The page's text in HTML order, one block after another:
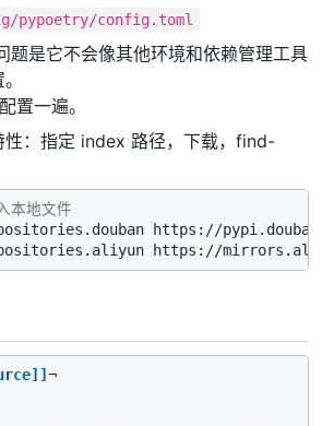
pypoetry/config.toml
题是它不会像其他环境和依赖管理工具
置一遍。
：指定 index 路径，下载，find-
本地文件
https://